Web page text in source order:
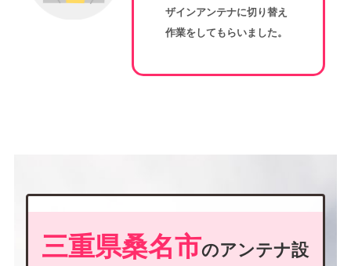
ザインアンテナに切り替え
作業をしてもらいました。
三重県桑名市のアンテナ設